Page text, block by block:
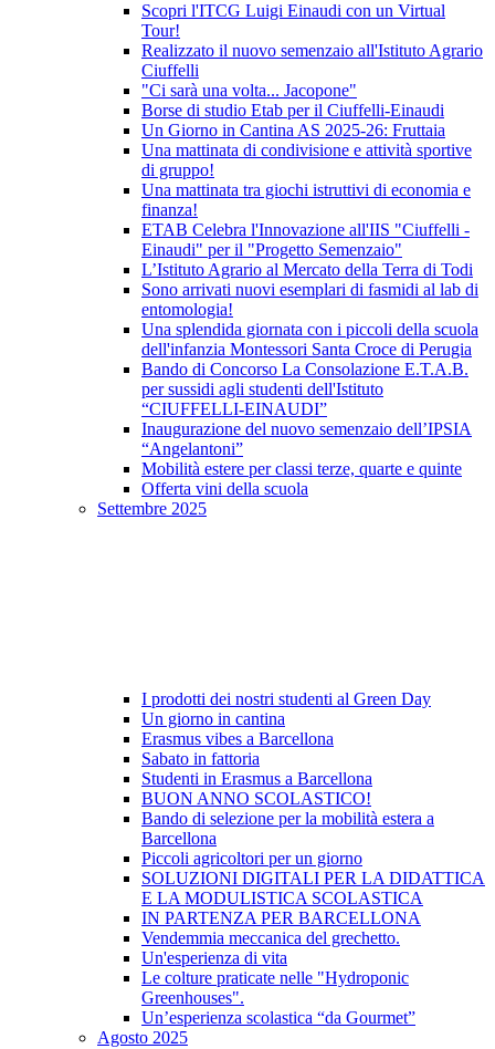
Scopri l'ITCG Luigi Einaudi con un Virtual
Tour!
Realizzato il nuovo semenzaio all'Istituto Agrario
Ciuffelli
"Ci sarà una volta... Jacopone"
Borse di studio Etab per il Ciuffelli-Einaudi
Un Giorno in Cantina AS 2025-26: Fruttaia
Una mattinata di condivisione e attività sportive
di gruppo!
Una mattinata tra giochi istruttivi di economia e
finanza!
ETAB Celebra l'Innovazione all'IIS "Ciuffelli -
Einaudi" per il "Progetto Semenzaio"
L’Istituto Agrario al Mercato della Terra di Todi
Sono arrivati nuovi esemplari di fasmidi al lab di
entomologia!
Una splendida giornata con i piccoli della scuola
dell'infanzia Montessori Santa Croce di Perugia
Bando di Concorso La Consolazione E.T.A.B.
per sussidi agli studenti dell'Istituto
“CIUFFELLI-EINAUDI”
Inaugurazione del nuovo semenzaio dell’IPSIA
“Angelantoni”
Mobilità estere per classi terze, quarte e quinte
Offerta vini della scuola
Settembre 2025
I prodotti dei nostri studenti al Green Day
Un giorno in cantina
Erasmus vibes a Barcellona
Sabato in fattoria
Studenti in Erasmus a Barcellona
BUON ANNO SCOLASTICO!
Bando di selezione per la mobilità estera a
Barcellona
Piccoli agricoltori per un giorno
SOLUZIONI DIGITALI PER LA DIDATTICA
E LA MODULISTICA SCOLASTICA
IN PARTENZA PER BARCELLONA
Vendemmia meccanica del grechetto.
Un'esperienza di vita
Le colture praticate nelle "Hydroponic
Greenhouses".
Un’esperienza scolastica “da Gourmet”
Agosto 2025